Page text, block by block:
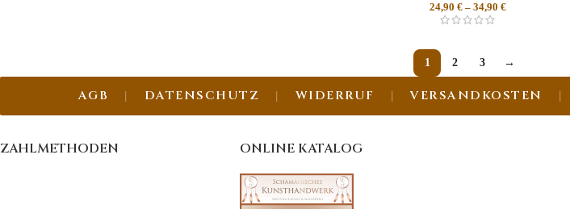
24,90€ –34,90€
1 2 3 →
AGB DATENSCHUTZ WIDERRUF VERSANDKOSTEN
ZAHLMETHODEN ONLINE KATALOG